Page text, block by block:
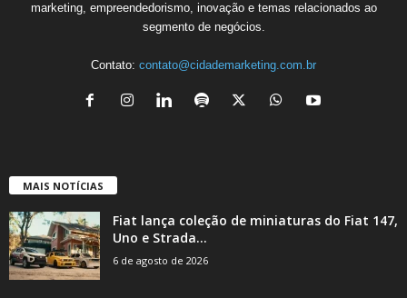
marketing, empreendedorismo, inovação e temas relacionados ao
segmento de negócios.
Contato: contato@cidademarketing.com.br
MAIS NOTÍCIAS
Fiat lança coleção de miniaturas do Fiat 147,
Uno e Strada...
6 de agosto de 2026